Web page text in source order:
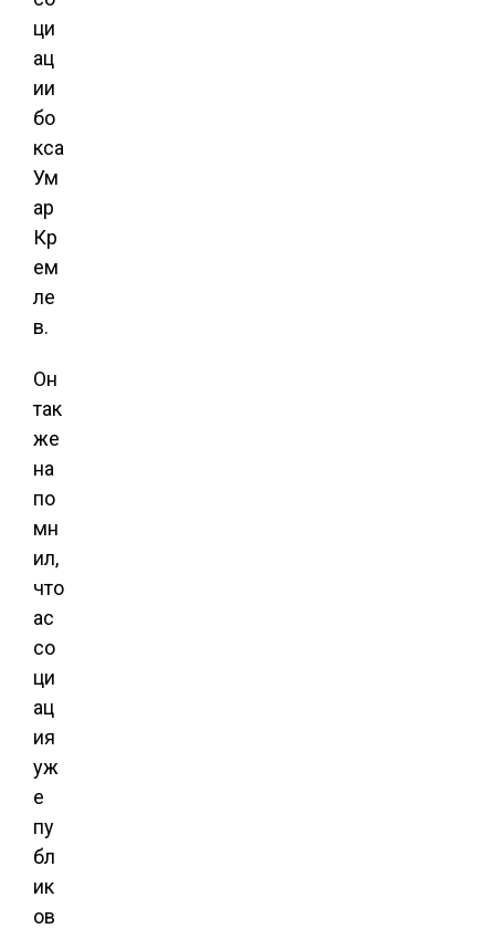
ци
ац
ии
бо
кса
Ум
ар
Кр
ем
ле
в.
Он
так
же
на
по
мн
ил,
что
ас
со
ци
ац
ия
уж
е
пу
бл
ик
ов